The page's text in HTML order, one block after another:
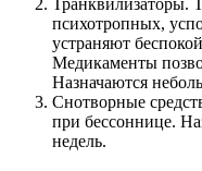
психотропных,
устраняют
Медикаменты
Назначаются
Снотворные
при бессоннице.
недель.